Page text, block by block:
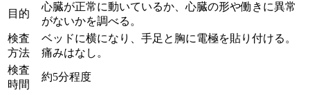
目的
心臓が正常に動いているか、心臓の形や働きに異常
がないかを調べる。
検査
方法
ベッドに横になり、手足と胸に電極を貼り付ける。
痛みはなし。
検査
時間
約5分程度